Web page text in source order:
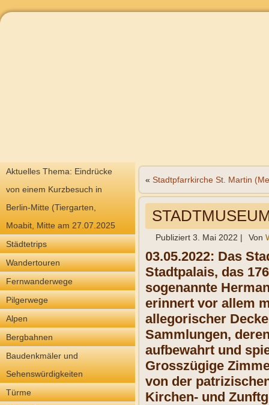
Aktuelles Thema: Eindrücke
von einem Kurzbesuch in
Berlin-Mitte (Tiergarten,
Moabit, Mitte am 27.07.2025
Städtetrips
Wandertouren
Fernwanderwege
Pilgerwege
Alpen
Bergbahnen
Baudenkmäler und
Sehenswürdigkeiten
Türme
« Stadtpfarrkirche St. Martin
Publiziert 3. Mai 2022 | Von
03.05.2022: Das
Stadtpalais, das
sogenannte
erinnert vor allem
allegorischer
Sammlungen,
aufbewahrt und
Grosszügige
von der
Kirchen- und